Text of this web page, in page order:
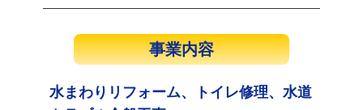
事業内容
水まわりリフォーム、トイレ修理、水道